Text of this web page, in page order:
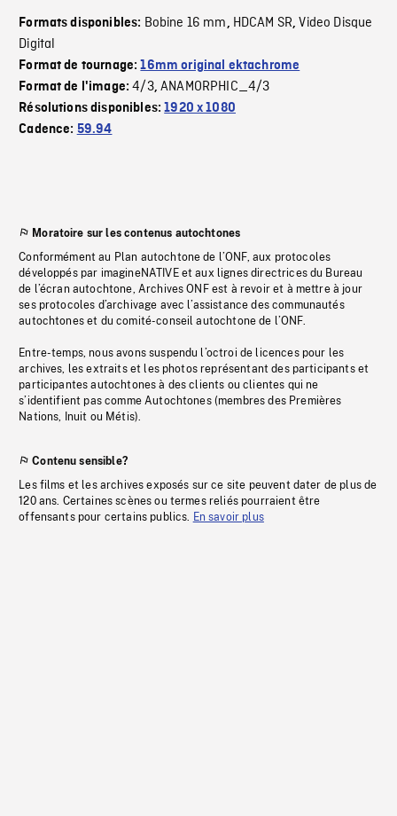
Formats disponibles: Bobine 16 mm, HDCAM SR,Video Disque
Digital
Format de tournage:16mm original ektachrome
Format de l'image:4/3,ANAMORPHIC_4/3
Résolutions disponibles:1920 x 1080
Cadence: 59.94
Moratoire sur les contenus autochtones
Conformément au Plan autochtone de l’ONF, aux protocoles
développés par imagineNATIVE et aux lignes directrices du Bureau
de l’écran autochtone, Archives ONF est à revoir et à mettre à jour
ses protocoles d’archivage avec l’assistance des communautés
autochtones et du comité-conseil autochtone de l’ONF.
Entre-temps, nous avons suspendu l’octroi de licences pour les
archives, les extraits et les photos représentant des participants et
participantes autochtones à des clients ou clientes qui ne
s’identifient pas comme Autochtones (membres des Premières
Nations, Inuit ou Métis).
Contenu sensible?
Les films et les archives exposés sur ce site peuvent dater de plus de
120 ans. Certaines scènes ou termes reliés pourraient être
offensants pour certains publics. En savoir plus